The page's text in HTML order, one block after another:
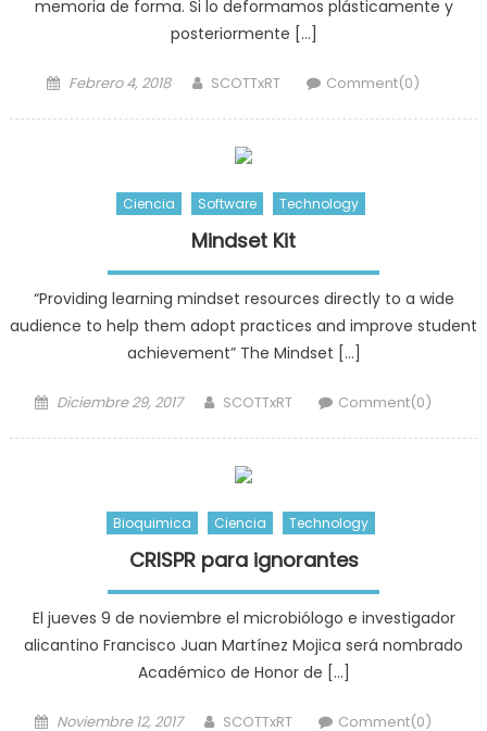
memoria de forma. Si lo deformamos plásticamente y
posteriormente […]
Posted
Febrero 4, 2018 Author
SCOTTxRT Comment(0)
Ciencia Software Technology
Mindset Kit
“Providing learning mindset resources directly to a wide
audience to help them adopt practices and improve student
achievement” The Mindset […]
Posted
Diciembre 29, 2017 Author
SCOTTxRT Comment(0)
Bioquimica Ciencia Technology
CRISPR para ignorantes
El jueves 9 de noviembre el microbiólogo e investigador
alicantino Francisco Juan Martínez Mojica será nombrado
Académico de Honor de […]
Posted
Noviembre 12, 2017 Author
SCOTTxRT Comment(0)